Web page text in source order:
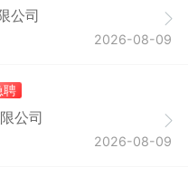
公司
2026-08-09
聘
公司
2026-08-09